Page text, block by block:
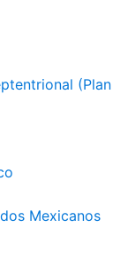
(Plan
Mexicanos